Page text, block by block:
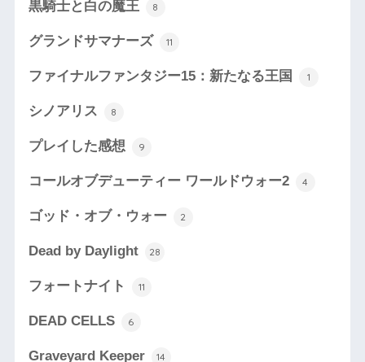
黒騎士と白の魔王 8
グランドサマナーズ 11
ファイナルファンタジー15：新たなる王国 1
シノアリス 8
プレイした感想 9
コールオブデューティー ワールドウォー2 4
ゴッド・オブ・ウォー 2
Dead by Daylight 28
フォートナイト 11
DEAD CELLS 6
Graveyard Keeper 14